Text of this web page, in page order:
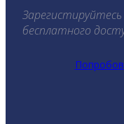
бесплатного